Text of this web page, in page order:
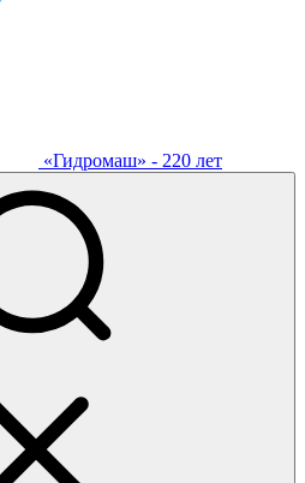
«Гидромаш» - 220 лет